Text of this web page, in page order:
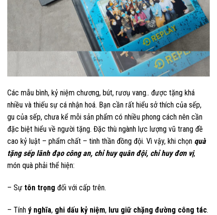
Các mẫu bình, kỷ niệm chương, bút, rươụ vang.. được tặng khá
nhiều và thiếu sự cá nhận hoá. Bạn cần rất hiểu sở thích của sếp,
gu của sếp, chưa kể mỗi sản phẩm có nhiều phong cách nên cần
đặc biệt hiểu về người tặng. Đặc thù ngành lực lượng vũ trang đề
cao kỷ luật – phẩm chất – tinh thần đồng đội. Vì vậy, khi chọn quà
tặng sếp lãnh đạo công an, chỉ huy quân đội, chỉ huy đơn vị,
món quà phải thể hiện:
– Sự tôn trọng đối với cấp trên.
– Tính ý nghĩa, ghi dấu kỷ niệm, lưu giữ chặng đường công tác.